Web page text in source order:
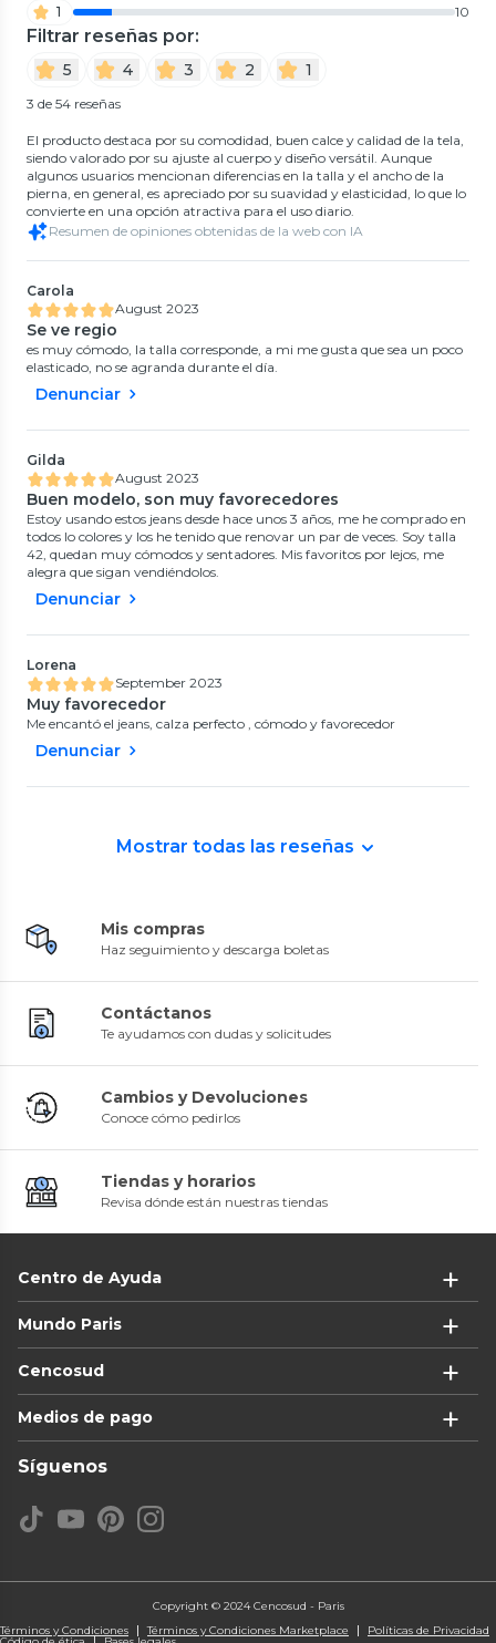
1
10
Filtrar reseñas por:
5 4 3 2 1
3 de 54 reseñas
El producto destaca por su comodidad, buen calce y calidad de la tela,
siendo valorado por su ajuste al cuerpo y diseño versátil. Aunque
algunos usuarios mencionan diferencias en la talla y el ancho de la
pierna, en general, es apreciado por su suavidad y elasticidad, lo que lo
convierte en una opción atractiva para el uso diario.
Resumen de opiniones obtenidas de la web con IA
Carola
August 2023
Se ve regio
es muy cómodo, la talla corresponde, a mi me gusta que sea un poco
elasticado, no se agranda durante el día.
Denunciar
Gilda
August 2023
Buen modelo, son muy favorecedores
Estoy usando estos jeans desde hace unos 3 años, me he comprado en
todos lo colores y los he tenido que renovar un par de veces. Soy talla
42, quedan muy cómodos y sentadores. Mis favoritos por lejos, me
alegra que sigan vendiéndolos.
Denunciar
Lorena
September 2023
Muy favorecedor
Me encantó el jeans, calza perfecto , cómodo y favorecedor
Denunciar
Mostrar todas las reseñas
Mis compras
Haz seguimiento y descarga boletas
Contáctanos
Te ayudamos con dudas y solicitudes
Cambios y Devoluciones
Conoce cómo pedirlos
Tiendas y horarios
Revisa dónde están nuestras tiendas
Centro de Ayuda
Mundo Paris
Cencosud
Medios de pago
Síguenos
Copyright © 2024 Cencosud - Paris
Términos y Condiciones
Términos y Condiciones Marketplace Políticas de Privacidad